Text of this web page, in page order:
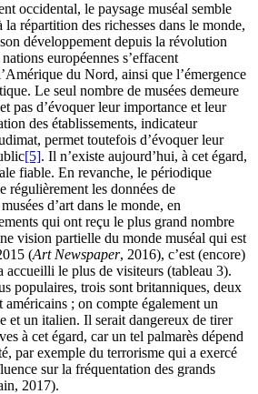
occidental, le paysage muséal semble
répartition des richesses dans le monde,
développement depuis la révolution
européennes s’effacent
du Nord, ainsi que l’émergence
Le seul nombre de musées demeure
pas d’évoquer leur importance et leur
des établissements, indicateur
permet toutefois d’évoquer leur
[5]. Il n’existe aujourd’hui, à cet égard,
fiable. En revanche, le périodique
régulièrement les données de
d’art dans le monde, en
qui ont reçu le plus grand nombre
vision partielle du monde muséal qui est
(Art Newspaper, 2016), c’est (encore)
accueilli le plus de visiteurs (tableau 3).
populaires, trois sont britanniques, deux
américains ; on compte également un
et un italien. Il serait dangereux de tirer
à cet égard, car un tel palmarès dépend
par exemple du terrorisme qui a exercé
sur la fréquentation des grands
2017).